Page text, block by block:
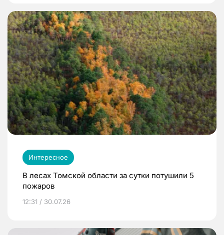
Интересное
В лесах Томской области за сутки потушили 5
пожаров
12:31 / 30.07.26